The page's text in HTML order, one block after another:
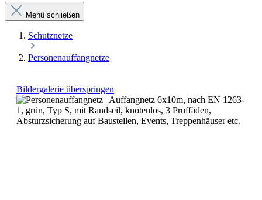
Menü schließen
Schutznetze
Personenauffangnetze
Bildergalerie überspringen